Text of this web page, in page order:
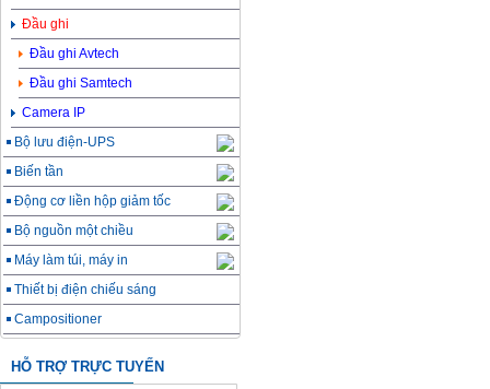
Đầu ghi
Đầu ghi Avtech
Đầu ghi Samtech
Camera IP
Bộ lưu điện-UPS
Biến tần
Động cơ liền hộp giảm tốc
Bộ nguồn một chiều
Máy làm túi, máy in
Thiết bị điện chiếu sáng
Campositioner
HỖ TRỢ TRỰC TUYẾN